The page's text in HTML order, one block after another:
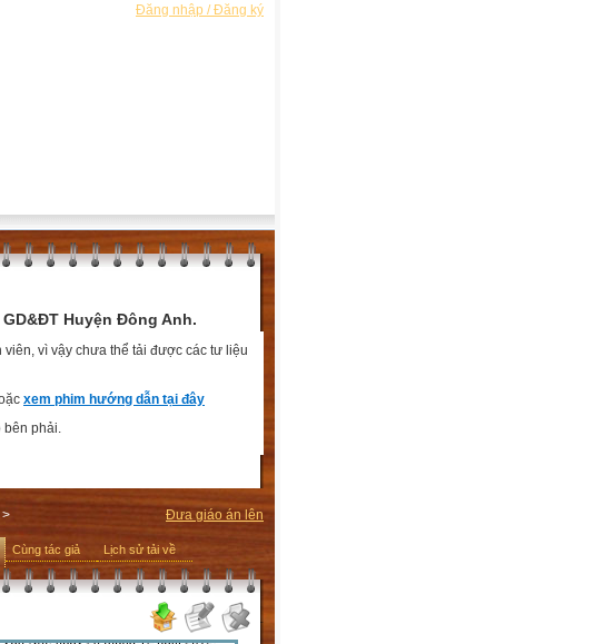
Đăng nhập / Đăng ký
Huyện Đông Anh.
vì vậy chưa thể tải được các tư liệu
xem phim hướng dẫn tại đây
bên phải.
Đưa giáo án lên
>
Cùng tác giả Lịch sử tải về